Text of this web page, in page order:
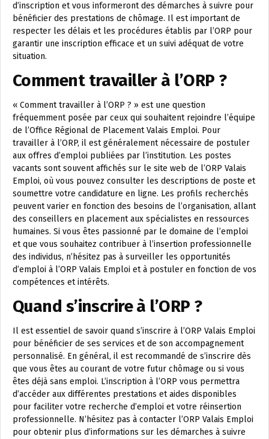
d’inscription et vous informeront des démarches à suivre pour
bénéficier des prestations de chômage. Il est important de
respecter les délais et les procédures établis par l’ORP pour
garantir une inscription efficace et un suivi adéquat de votre
situation.
Comment travailler à l’ORP ?
« Comment travailler à l’ORP ? » est une question
fréquemment posée par ceux qui souhaitent rejoindre l’équipe
de l’Office Régional de Placement Valais Emploi. Pour
travailler à l’ORP, il est généralement nécessaire de postuler
aux offres d’emploi publiées par l’institution. Les postes
vacants sont souvent affichés sur le site web de l’ORP Valais
Emploi, où vous pouvez consulter les descriptions de poste et
soumettre votre candidature en ligne. Les profils recherchés
peuvent varier en fonction des besoins de l’organisation, allant
des conseillers en placement aux spécialistes en ressources
humaines. Si vous êtes passionné par le domaine de l’emploi
et que vous souhaitez contribuer à l’insertion professionnelle
des individus, n’hésitez pas à surveiller les opportunités
d’emploi à l’ORP Valais Emploi et à postuler en fonction de vos
compétences et intérêts.
Quand s’inscrire à l’ORP ?
Il est essentiel de savoir quand s’inscrire à l’ORP Valais Emploi
pour bénéficier de ses services et de son accompagnement
personnalisé. En général, il est recommandé de s’inscrire dès
que vous êtes au courant de votre futur chômage ou si vous
êtes déjà sans emploi. L’inscription à l’ORP vous permettra
d’accéder aux différentes prestations et aides disponibles
pour faciliter votre recherche d’emploi et votre réinsertion
professionnelle. N’hésitez pas à contacter l’ORP Valais Emploi
pour obtenir plus d’informations sur les démarches à suivre